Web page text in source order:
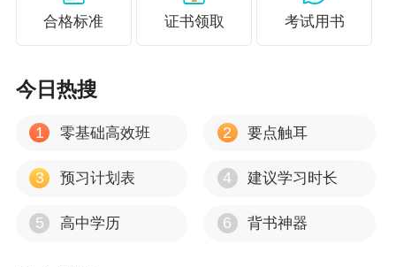
1号）第十条处理。涉嫌犯罪的，依法移交公安机
咨询电话：0771—12333（自治区本级人社业
广西壮族自治区人事考试院
2026年3月6日
附件1：2025年度初级、中级经济专业技术资格
合格标准 证书领取 考试用书
今日热搜
1 零基础高效班 2 要点触耳
3 预习计划表 4 建议学习时长
5 高中学历 6 背书神器